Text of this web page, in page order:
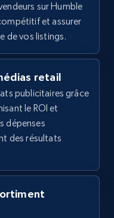
Product
Rating,
Gtin,
and
sur Humble
et assurer
de vos listings.
retail
publicitaires grâce
le ROI et
dépenses
des résultats